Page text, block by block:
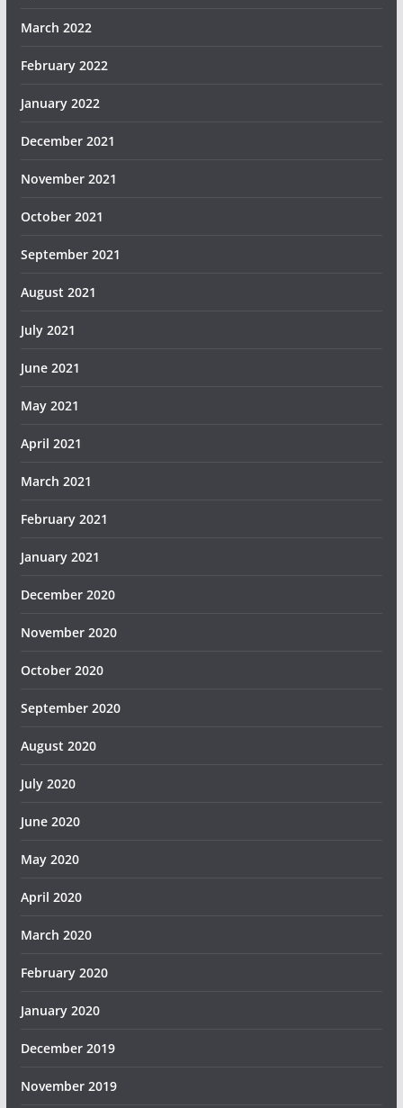
March 2022
February 2022
January 2022
December 2021
November 2021
October 2021
September 2021
August 2021
July 2021
June 2021
May 2021
April 2021
March 2021
February 2021
January 2021
December 2020
November 2020
October 2020
September 2020
August 2020
July 2020
June 2020
May 2020
April 2020
March 2020
February 2020
January 2020
December 2019
November 2019